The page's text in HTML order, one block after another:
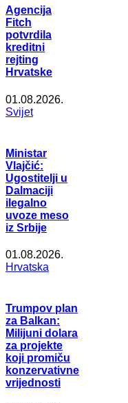
Agencija
Fitch
potvrdila
kreditni
rejting
Hrvatske
01.08.2026.
Svijet
Ministar
Vlajčić:
Ugostitelji u
Dalmaciji
ilegalno
uvoze meso
iz Srbije
01.08.2026.
Hrvatska
Trumpov plan
za Balkan:
Milijuni dolara
za projekte
koji promiču
konzervativne
vrijednosti